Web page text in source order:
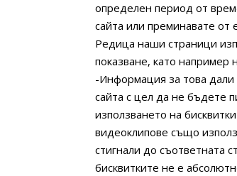
определен период от
сайта или преминавате от
Редица наши страници
показване, като например
-Информация за това дали
сайта с цел да не бъдете
използването на
видеоклипове също
стигнали до съответната
бисквитките не е